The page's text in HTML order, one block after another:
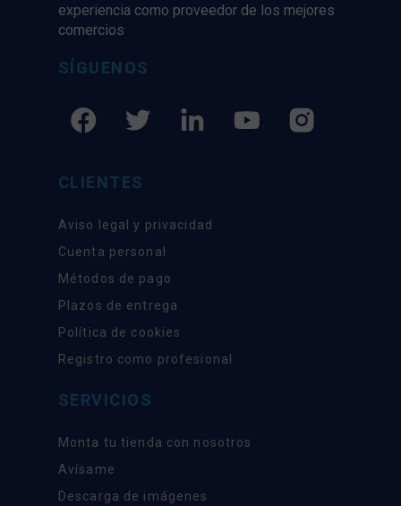
experiencia como proveedor de los mejores
comercios
SÍGUENOS
CLIENTES
Aviso legal y privacidad
Cuenta personal
Métodos de pago
Plazos de entrega
Política de cookies
Registro como profesional
SERVICIOS
Monta tu tienda con nosotros
Avísame
Descarga de imágenes